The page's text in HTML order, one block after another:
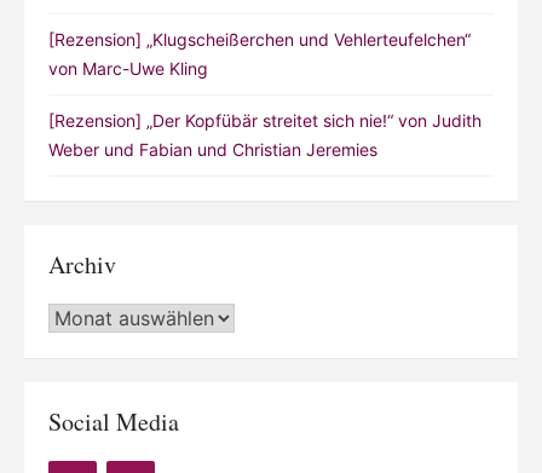
[Rezension] „Klugscheißerchen und Vehlerteufelchen“
von Marc-Uwe Kling
[Rezension] „Der Kopfübär streitet sich nie!“ von Judith
Weber und Fabian und Christian Jeremies
Archiv
Archiv
Social Media